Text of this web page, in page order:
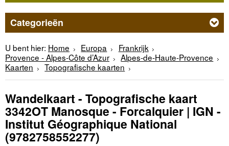
Categorieën
U bent hier: Home Europa
Frankrijk
Provence - Alpes-Côte d’Azur
Alpes-de-Haute-Provence
Kaarten
Topografische kaarten
Wandelkaart - Topografische kaart
3342OT Manosque - Forcalquier | IGN -
Institut Géographique National
(9782758552277)